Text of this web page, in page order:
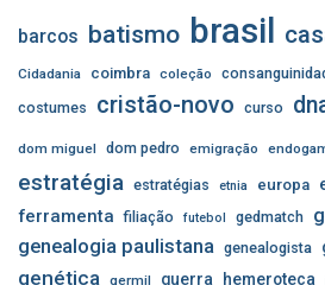
barcos batismo brasil
Cidadania coimbra coleção
costumes
cristão-novo curso
dom miguel dom pedro emigração
estratégia estratégias etnia europa
ferramenta filiação futebol gedmatch
genealogia paulistana genealogista
genética germil guerra hemeroteca